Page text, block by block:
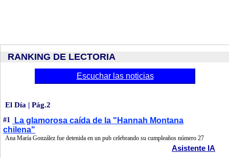
RANKING DE LECTORIA
Escuchar las noticias
El Día | Pág.2
#1
La glamorosa caída de la "Hannah Montana
chilena"
Ana María González fue detenida en un pub celebrando su cumpleaños número 27
Asistente IA